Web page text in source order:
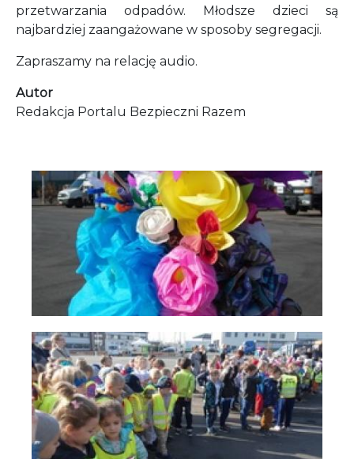
przetwarzania odpadów. Młodsze dzieci są
najbardziej zaangażowane w sposoby segregacji.
Zapraszamy na relację audio.
Autor
Redakcja Portalu Bezpieczni Razem